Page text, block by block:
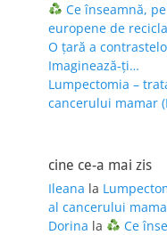
Ce înseamnă,
europene de
O țară a
Imaginează-ți…
Lumpectomia –
cancerului mamar
cine ce-a mai zis
Ileana la
al cancerului
Dorina la
Ce